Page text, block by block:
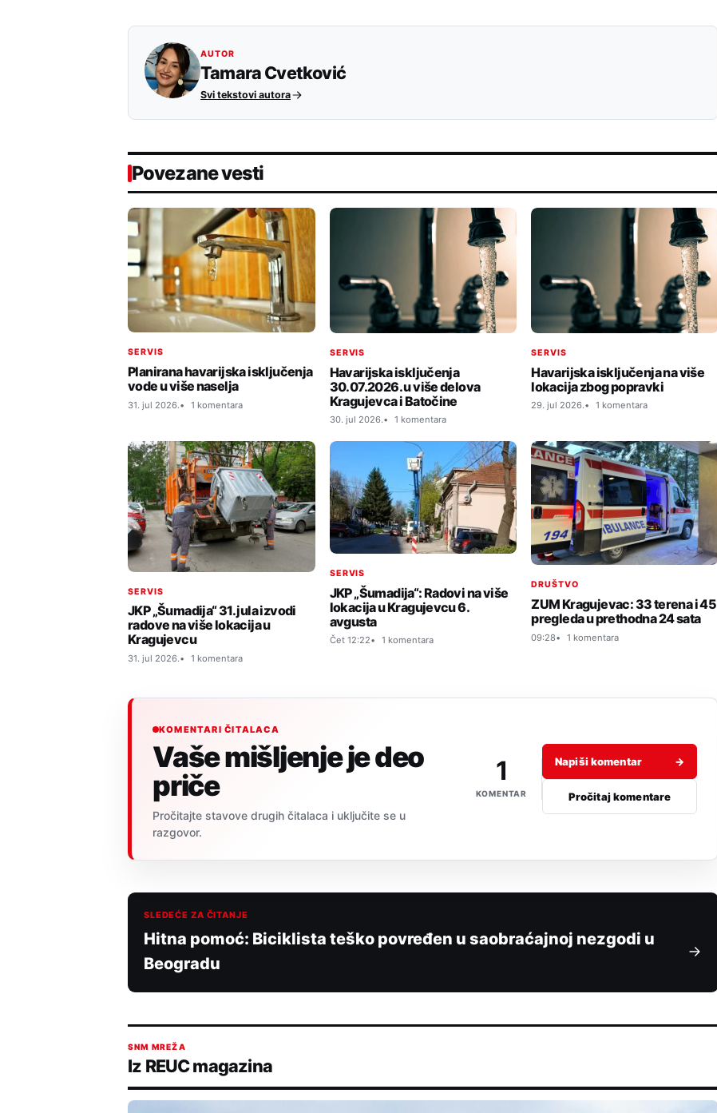
AUTOR
Tamara Cvetković
Svi tekstovi autora
Povezane vesti
SERVIS
Planirana havarijska isključenja
vode u više naselja
31. jul 2026. 1 komentara
SERVIS
Havarijska isključenja
30.07.2026. u više delova
Kragujevca i Batočine
30. jul 2026. 1 komentara
SERVIS
Havarijska isključenja na više
lokacija zbog popravki
29. jul 2026. 1 komentara
SERVIS
JKP „Šumadija“ 31. jula izvodi
radove na više lokacija u
Kragujevcu
31. jul 2026. 1 komentara
SERVIS
JKP „Šumadija“: Radovi na više
lokacija u Kragujevcu 6.
avgusta
Čet 12:22 1 komentara
DRUŠTVO
ZUM Kragujevac: 33 terena i 45
pregleda u prethodna 24 sata
09:28 1 komentara
KOMENTARI ČITALACA
Vaše mišljenje je deo
priče
Pročitajte stavove drugih čitalaca i uključite se u
razgovor.
1
KOMENTAR
Napiši komentar →
Pročitaj komentare
SLEDEĆE ZA ČITANJE
Hitna pomoć: Biciklista teško povređen u saobraćajnoj nezgodi u
Beogradu
SNM MREŽA
Iz REUC magazina